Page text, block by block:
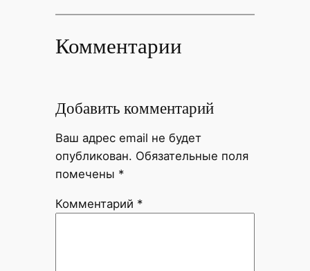
Комментарии
Добавить комментарий
Ваш адрес email не будет
опубликован. Обязательные поля
помечены *
Комментарий *